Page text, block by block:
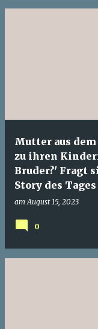
Mutter aus
zu ihren
Bruder?' Fragt
Story des Tages
amAugust 15, 2023
0